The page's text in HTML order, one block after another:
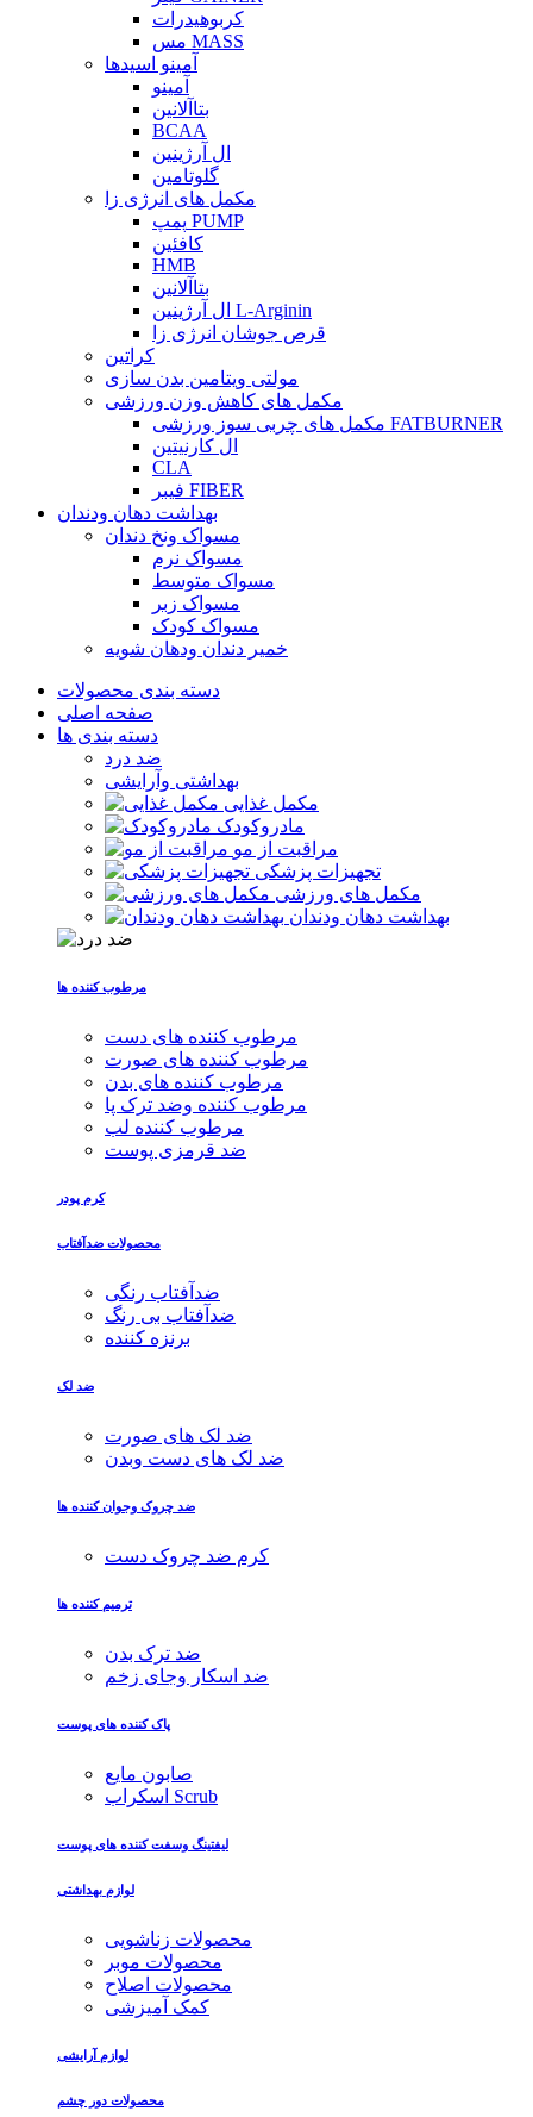
کربوهیدرات
مس MASS
آمینو اسیدها
آمینو
بتاآلانین
BCAA
ال آرژینین
گلوتامین
مکمل های انرژی زا
پمپ PUMP
کافئین
HMB
بتاآلانین
ال آرژینین L-Arginin
قرص جوشان انرژی زا
کراتین
مولتی ویتامین بدن سازی
مکمل های کاهش وزن ورزشی
مکمل های چربی سوز ورزشی FATBURNER
ال کارنیتین
CLA
فیبر FIBER
بهداشت دهان ودندان
مسواک ونخ دندان
مسواک نرم
مسواک متوسط
مسواک زبر
مسواک کودک
خمیر دندان ودهان شویه
دسته بندی محصولات
صفحه اصلی
دسته بندی ها
ضد درد
بهداشتی وآرایشی
مکمل غذایی
مادروکودک
مراقبت از مو
تجهیزات پزشکی
مکمل های ورزشی
بهداشت دهان ودندان
مرطوب کننده ها
مرطوب کننده های دست
مرطوب کننده های صورت
مرطوب کننده های بدن
مرطوب کننده وضد ترک پا
مرطوب کننده لب
ضد قرمزی پوست
کرم پودر
محصولات ضدآفتاب
ضدآفتاب رنگی
ضدآفتاب بی رنگ
برنزه کننده
ضد لک
ضد لک های صورت
ضد لک های دست وبدن
ضد چروک وجوان کننده ها
کرم ضد چروک دست
ترمیم کننده ها
ضد ترک بدن
ضد اسکار وجای زخم
پاک کننده های پوست
صابون مایع
اسکراب Scrub
لیفتینگ وسفت کننده های پوست
لوازم بهداشتی
محصولات زناشویی
محصولات موبر
محصولات اصلاح
کمک آمیزشی
لوازم آرایشی
محصولات دور چشم